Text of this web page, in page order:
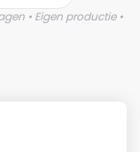
• Eigen productie •